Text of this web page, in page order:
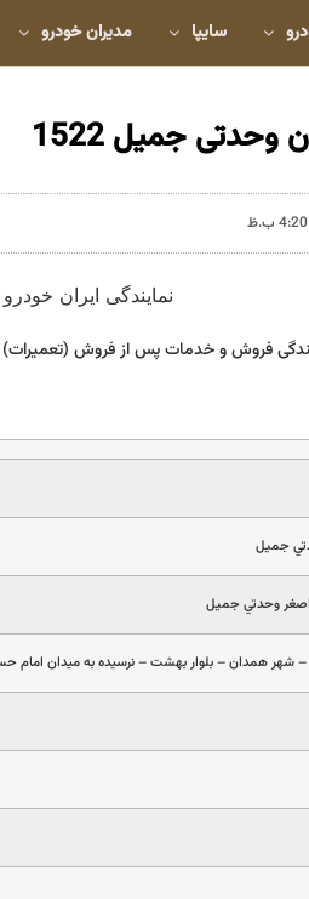
سایپا مدیران خودرو
جمیل 1522
4:20 ب.ظ
فروش و خدمات پس از فروش (تعمیرات)
جميل
وحدتي جميل
شهر همدان – بلوار بهشت – نرسيده به ميدان امام